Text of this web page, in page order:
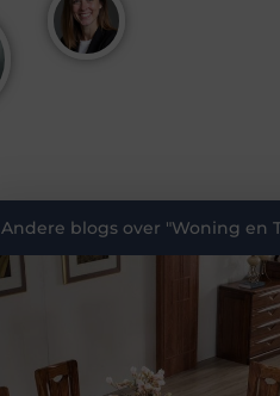
Andere blogs over "Woning en